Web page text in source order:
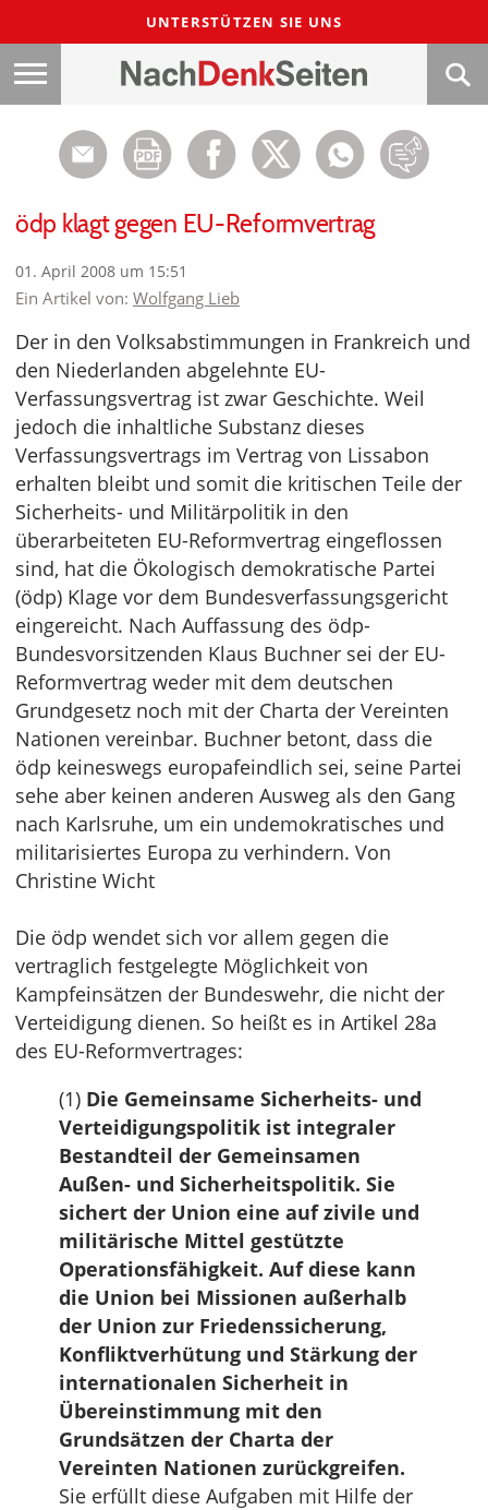
UNTERSTÜTZEN SIE UNS
ödp klagt gegen EU-Reformvertrag
01. April 2008 um 15:51
Ein Artikel von: Wolfgang Lieb
Der in den Volksabstimmungen in Frankreich und
den Niederlanden abgelehnte EU-
Verfassungsvertrag ist zwar Geschichte. Weil
jedoch die inhaltliche Substanz dieses
Verfassungsvertrags im Vertrag von Lissabon
erhalten bleibt und somit die kritischen Teile der
Sicherheits- und Militärpolitik in den
überarbeiteten EU-Reformvertrag eingeflossen
sind, hat die Ökologisch demokratische Partei
(ödp) Klage vor dem Bundesverfassungsgericht
eingereicht. Nach Auffassung des ödp-
Bundesvorsitzenden Klaus Buchner sei der EU-
Reformvertrag weder mit dem deutschen
Grundgesetz noch mit der Charta der Vereinten
Nationen vereinbar. Buchner betont, dass die
ödp keineswegs europafeindlich sei, seine Partei
sehe aber keinen anderen Ausweg als den Gang
nach Karlsruhe, um ein undemokratisches und
militarisiertes Europa zu verhindern. Von
Christine Wicht
Die ödp wendet sich vor allem gegen die
vertraglich festgelegte Möglichkeit von
Kampfeinsätzen der Bundeswehr, die nicht der
Verteidigung dienen. So heißt es in Artikel 28a
des EU-Reformvertrages:
(1) Die Gemeinsame Sicherheits- und
Verteidigungspolitik ist integraler
Bestandteil der Gemeinsamen
Außen- und Sicherheitspolitik. Sie
sichert der Union eine auf zivile und
militärische Mittel gestützte
Operationsfähigkeit. Auf diese kann
die Union bei Missionen außerhalb
der Union zur Friedenssicherung,
Konfliktverhütung und Stärkung der
internationalen Sicherheit in
Übereinstimmung mit den
Grundsätzen der Charta der
Vereinten Nationen zurückgreifen.
Sie erfüllt diese Aufgaben mit Hilfe der